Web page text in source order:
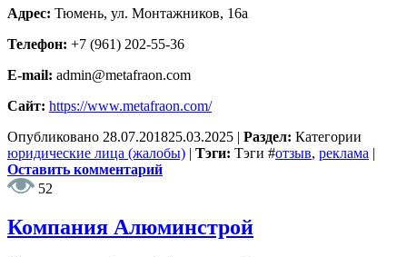
Адрес: Тюмень, ул. Монтажников, 16а
Телефон: +7 (961) 202-55-36
E-mail: admin@metafraon.com
Сайт: https://www.metafraon.com/
Опубликовано 28.07.201825.03.2025 | Раздел: Категории
юридические лица (жалобы) | Тэги: Тэги #отзыв, реклама |
Оставить комментарий
52
Компания Алюминстрой